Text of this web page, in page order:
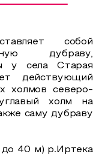
собой
дубраву,
у села Старая
действующий
холмов северо-
холм на
саму дубраву
до 40 м) р.Иртека